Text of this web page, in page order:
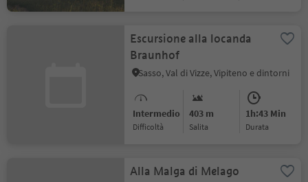
Escursione alla locanda
Braunhof
Sasso, Val di Vizze, Vipiteno e dintorni
Intermedio
Difficoltà
403 m
Salita
1h:43 Min
durata
Alla Malga di Melago